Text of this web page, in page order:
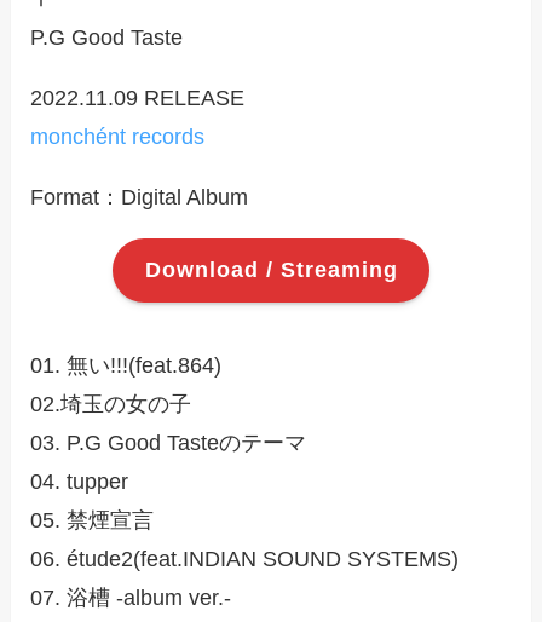
P.G Good Taste
2022.11.09 RELEASE
monchént records
Format：Digital Album
Download / Streaming
01. 無い!!!(feat.864)
02.埼玉の女の子
03. P.G Good Tasteのテーマ
04. tupper
05. 禁煙宣言
06. étude2(feat.INDIAN SOUND SYSTEMS)
07. 浴槽 -album ver.-